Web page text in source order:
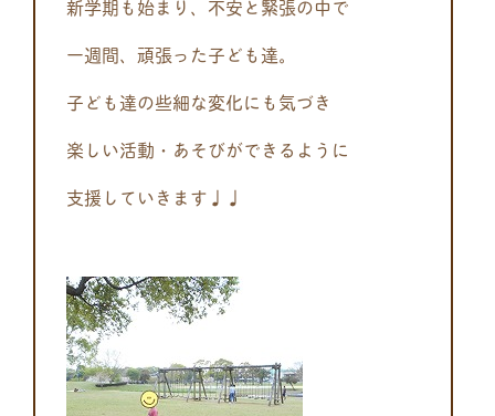
新学期も始まり、不安と緊張の中で
一週間、頑張った子ども達。
子ども達の些細な変化にも気づき
楽しい活動・あそびができるように
支援していきます♩♩